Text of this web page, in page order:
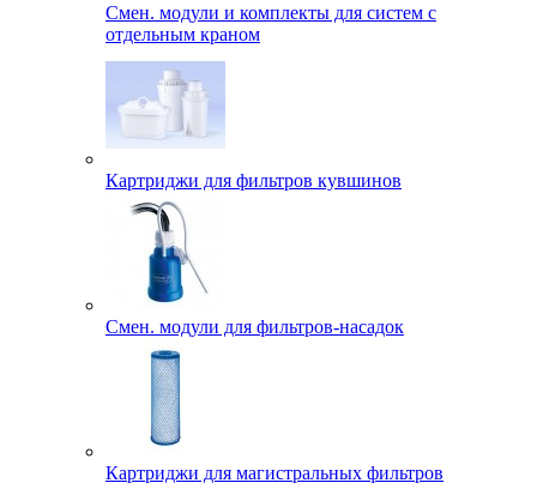
Смен. модули и комплекты для систем с
отдельным краном
Картриджи для фильтров кувшинов
Смен. модули для фильтров-насадок
Картриджи для магистральных фильтров